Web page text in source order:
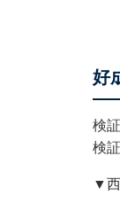
好
検
検
▼